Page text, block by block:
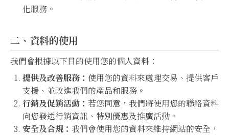
化服務。
二、資料的使用
我們會根據以下目的使用您的個人資料：
提供及改善服務： 使用您的資料來處理交易、提供客戶
支援、並改進我們的產品和服務。
行銷及促銷活動： 若您同意，我們將使用您的聯絡資料
向您發送行銷資訊、特別優惠及推廣活動。
安全及合規： 我們會使用您的資料來維持網站的安全，